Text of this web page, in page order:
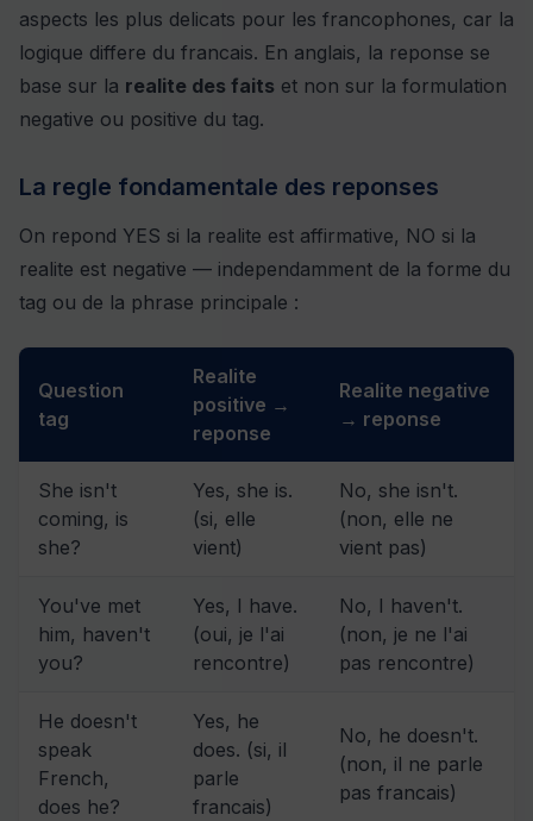
aspects les plus delicats pour les francophones, car la
logique differe du francais. En anglais, la reponse se
base sur la realite des faits et non sur la formulation
negative ou positive du tag.
La regle fondamentale des reponses
On repond YES si la realite est affirmative, NO si la
realite est negative — independamment de la forme du
tag ou de la phrase principale :
Question
tag
Realite
positive →
reponse
Realite negative
→ reponse
She isn't
coming, is
she?
Yes, she is.
(si, elle
vient)
No, she isn't.
(non, elle ne
vient pas)
You've met
him, haven't
you?
Yes, I have.
(oui, je l'ai
rencontre)
No, I haven't.
(non, je ne l'ai
pas rencontre)
He doesn't
speak
French,
does he?
Yes, he
does. (si, il
parle
francais)
No, he doesn't.
(non, il ne parle
pas francais)